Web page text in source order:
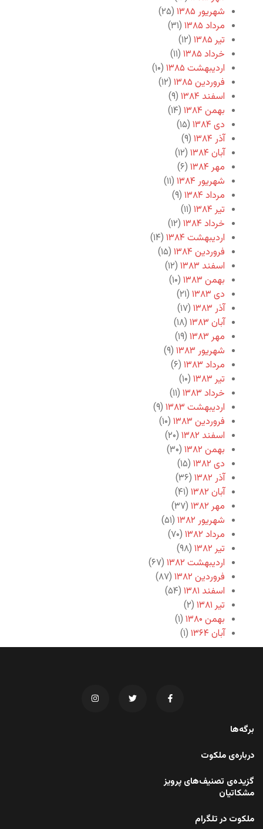
شهریور ۱۳۸۵
(۲۵)
مرداد ۱۳۸۵
(۳۱)
تیر ۱۳۸۵
(۱۲)
خرداد ۱۳۸۵
(۱۱)
اردیبهشت ۱۳۸۵
(۱۰)
فروردین ۱۳۸۵
(۱۲)
اسفند ۱۳۸۴
(۹)
بهمن ۱۳۸۴
(۱۴)
دی ۱۳۸۴
(۱۵)
آذر ۱۳۸۴
(۹)
آبان ۱۳۸۴
(۱۲)
مهر ۱۳۸۴
(۶)
شهریور ۱۳۸۴
(۱۱)
مرداد ۱۳۸۴
(۹)
تیر ۱۳۸۴
(۱۱)
خرداد ۱۳۸۴
(۱۲)
اردیبهشت ۱۳۸۴
(۱۴)
فروردین ۱۳۸۴
(۱۵)
اسفند ۱۳۸۳
(۱۲)
بهمن ۱۳۸۳
(۱۰)
دی ۱۳۸۳
(۲۱)
آذر ۱۳۸۳
(۱۷)
آبان ۱۳۸۳
(۱۸)
مهر ۱۳۸۳
(۱۹)
شهریور ۱۳۸۳
(۹)
مرداد ۱۳۸۳
(۶)
تیر ۱۳۸۳
(۱۰)
خرداد ۱۳۸۳
(۱۱)
اردیبهشت ۱۳۸۳
(۹)
فروردین ۱۳۸۳
(۱۰)
اسفند ۱۳۸۲
(۲۰)
بهمن ۱۳۸۲
(۳۰)
دی ۱۳۸۲
(۱۵)
آذر ۱۳۸۲
(۳۶)
آبان ۱۳۸۲
(۴۱)
مهر ۱۳۸۲
(۳۷)
شهریور ۱۳۸۲
(۵۱)
مرداد ۱۳۸۲
(۷۰)
تیر ۱۳۸۲
(۹۸)
اردیبهشت ۱۳۸۲
(۶۷)
فروردین ۱۳۸۲
(۸۷)
اسفند ۱۳۸۱
(۵۴)
تیر ۱۳۸۱
(۲)
بهمن ۱۳۸۰
(۱)
آبان ۱۳۶۴
(۱)
برگه‌ها
درباره‌ی ملکوت
گزیده‌ی تصنیف‌های پرویز
مشکاتیان
ملکوت در تلگرام